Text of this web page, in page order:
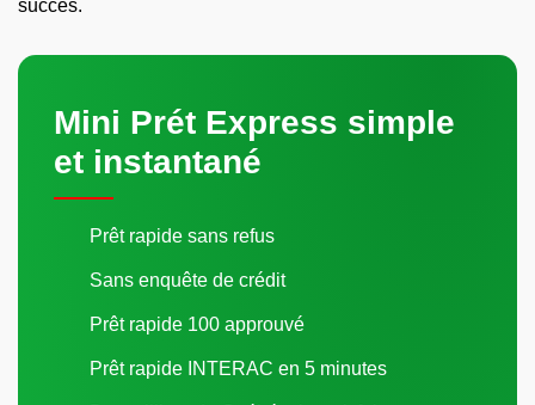
succès.
Mini Prét Express simple
et instantané
Prêt rapide sans refus
Sans enquête de crédit
Prêt rapide 100 approuvé
Prêt rapide INTERAC en 5 minutes